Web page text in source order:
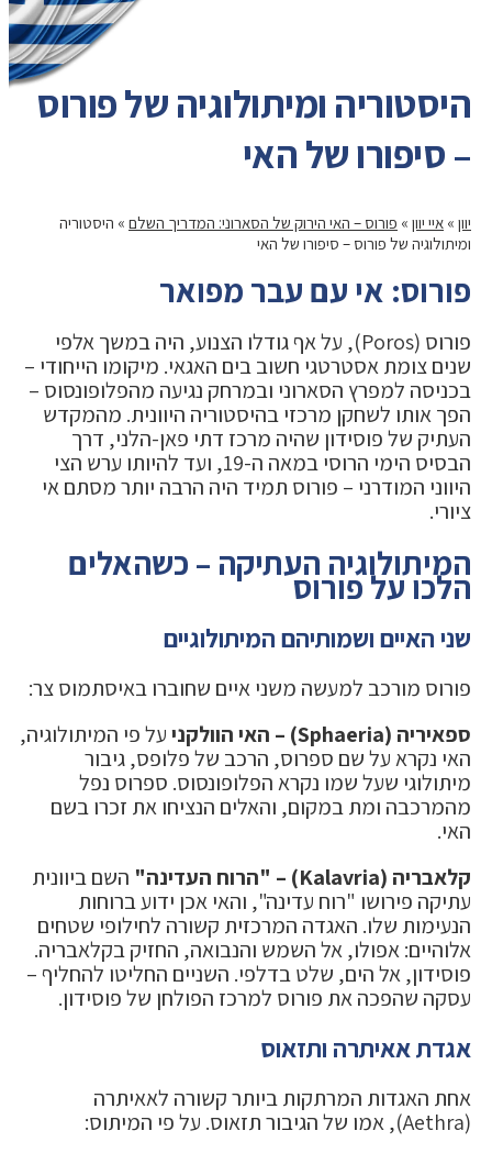
היסטוריה ומיתולוגיה של פורוס
– סיפורו של האי
יוון » איי יוון » פורוס – האי הירוק של הסארוני: המדריך השלם » היסטוריה
ומיתולוגיה של פורוס – סיפורו של האי
פורוס: אי עם עבר מפואר
פורוס (Poros), על אף גודלו הצנוע, היה במשך אלפי
שנים צומת אסטרטגי חשוב בים האגאי. מיקומו הייחודי –
בכניסה למפרץ הסארוני ובמרחק נגיעה מהפלופונסוס –
הפך אותו לשחקן מרכזי בהיסטוריה היוונית. מהמקדש
העתיק של פוסידון שהיה מרכז דתי פאן-הלני, דרך
הבסיס הימי הרוסי במאה ה-19, ועד להיותו ערש הצי
היווני המודרני – פורוס תמיד היה הרבה יותר מסתם אי
ציורי.
המיתולוגיה העתיקה – כשהאלים
הלכו על פורוס
שני האיים ושמותיהם המיתולוגיים
פורוס מורכב למעשה משני איים שחוברו באיסתמוס צר:
ספאיריה (Sphaeria) – האי הוולקני
על פי המיתולוגיה,
האי נקרא על שם ספרוס, הרכב של פלופס, גיבור
מיתולוגי שעל שמו נקרא הפלופונסוס. ספרוס נפל
מהמרכבה ומת במקום, והאלים הנציחו את זכרו בשם
האי.
קלאבריה (Kalavria) – "הרוח העדינה"
השם ביוונית
עתיקה פירושו "רוח עדינה", והאי אכן ידוע ברוחות
הנעימות שלו. האגדה המרכזית קשורה לחילופי שטחים
אלוהיים: אפולו, אל השמש והנבואה, החזיק בקלאבריה.
פוסידון, אל הים, שלט בדלפי. השניים החליטו להחליף –
עסקה שהפכה את פורוס למרכז הפולחן של פוסידון.
אגדת אאיתרה ותזאוס
אחת האגדות המרתקות ביותר קשורה לאאיתרה
(Aethra), אמו של הגיבור תזאוס. על פי המיתוס: